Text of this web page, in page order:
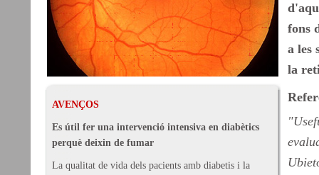
AVENÇOS
Es útil fer una intervenció intensiva en diabètics
perquè deixin de fumar
La qualitat de vida dels pacients amb diabetis i la
fons
a les
la